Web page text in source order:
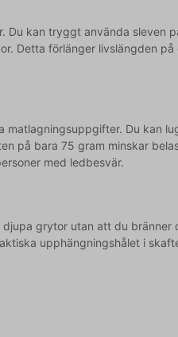
Du kan tryggt använda sleven
Detta förlänger livslängden
Du kan
på bara 75 gram minskar
med ledbesvär.
grytor utan att du bränner
upphängningshålet i